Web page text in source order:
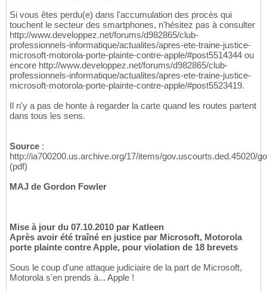
Si vous êtes perdu(e) dans l'accumulation des procès qui
touchent le secteur des smartphones, n'hésitez pas à consulter
http://www.developpez.net/forums/d982865/club-
professionnels-informatique/actualites/apres-ete-traine-justice-
microsoft-motorola-porte-plainte-contre-apple/#post5514344 ou
encore http://www.developpez.net/forums/d982865/club-
professionnels-informatique/actualites/apres-ete-traine-justice-
microsoft-motorola-porte-plainte-contre-apple/#post5523419.
Il n'y a pas de honte à regarder la carte quand les routes partent
dans tous les sens.
Source :
http://ia700200.us.archive.org/17/items/gov.uscourts.ded.45020/
(pdf)
MAJ de Gordon Fowler
Mise à jour du 07.10.2010 par Katleen
Après avoir été traîné en justice par Microsoft, Motorola
porte plainte contre Apple, pour violation de 18 brevets
Sous le coup d'une attaque judiciaire de la part de Microsoft,
Motorola s'en prends à... Apple !